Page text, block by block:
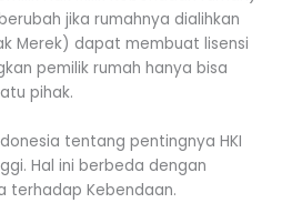
jika rumahnya dialihkan
Merek) dapat membuat lisensi
pemilik rumah hanya bisa
pihak.
tentang pentingnya HKI
Hal ini berbeda dengan
terhadap Kebendaan.